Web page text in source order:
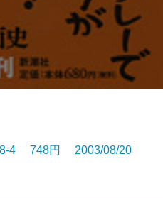
4 748円 2003/08/20